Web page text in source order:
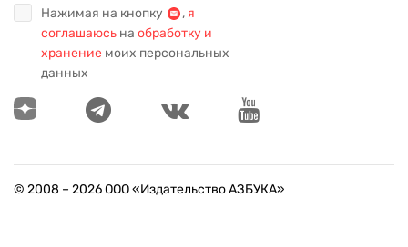
Нажимая на кнопку , я
соглашаюсь на обработку и
хранение моих персональных
данных
© 2008 – 2026ООО «Издательство АЗБУКА»